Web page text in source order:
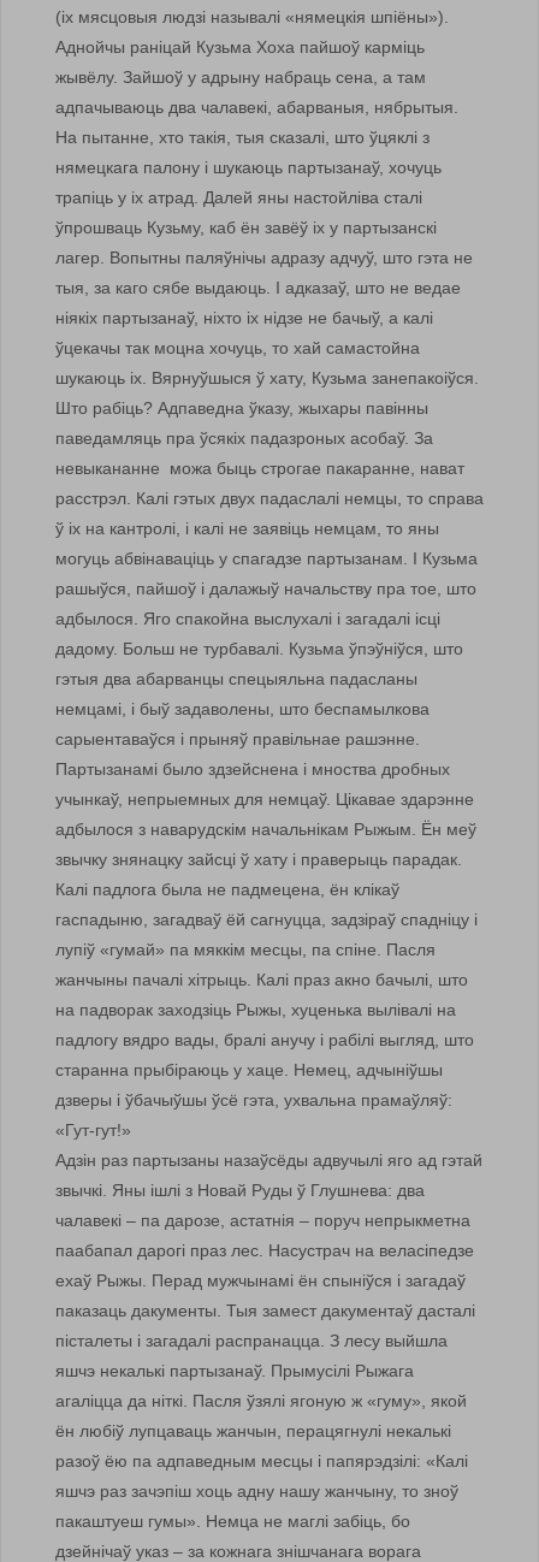
(іх мясцовыя людзі называлі «нямецкія шпіёны»).
Аднойчы раніцай Кузьма Хоха пайшоў карміць
жывёлу. Зайшоў у адрыну набраць сена, а там
адпачываюць два чалавекі, абарваныя, нябрытыя.
На пытанне, хто такія, тыя сказалі, што ўцяклі з
нямецкага палону і шукаюць партызанаў, хочуць
трапіць у іх атрад. Далей яны настойліва сталі
ўпрошваць Кузьму, каб ён завёў іх у партызанскі
лагер. Вопытны паляўнічы адразу адчуў, што гэта не
тыя, за каго сябе выдаюць. І адказаў, што не ведае
ніякіх партызанаў, ніхто іх нідзе не бачыў, а калі
ўцекачы так моцна хочуць, то хай самастойна
шукаюць іх. Вярнуўшыся ў хату, Кузьма занепакоіўся.
Што рабіць? Адпаведна ўказу, жыхары павінны
паведамляць пра ўсякіх падазроных асобаў. За
невыкананне можа быць строгае пакаранне, нават
расстрэл. Калі гэтых двух падаслалі немцы, то справа
ў іх на кантролі, і калі не заявіць немцам, то яны
могуць абвінаваціць у спагадзе партызанам. І Кузьма
рашыўся, пайшоў і далажыў начальству пра тое, што
адбылося. Яго спакойна выслухалі і загадалі ісці
дадому. Больш не турбавалі. Кузьма ўпэўніўся, што
гэтыя два абарванцы спецыяльна падасланы
немцамі, і быў задаволены, што беспамылкова
сарыентаваўся і прыняў правільнае рашэнне.
Партызанамі было здзейснена і мноства дробных
учынкаў, непрыемных для немцаў. Цікавае здарэнне
адбылося з наварудскім начальнікам Рыжым. Ён меў
звычку знянацку зайсці ў хату і праверыць парадак.
Калі падлога была не падмецена, ён клікаў
гаспадыню, загадваў ёй сагнуцца, задзіраў спадніцу і
лупіў «гумай» па мяккім месцы, па спіне. Пасля
жанчыны пачалі хітрыць. Калі праз акно бачылі, што
на падворак заходзіць Рыжы, хуценька вылівалі на
падлогу вядро вады, бралі анучу і рабілі выгляд, што
старанна прыбіраюць у хаце. Немец, адчыніўшы
дзверы і ўбачыўшы ўсё гэта, ухвальна прамаўляў:
«Гут-гут!»
Адзін раз партызаны назаўсёды адвучылі яго ад гэтай
звычкі. Яны ішлі з Новай Руды ў Глушнева: два
чалавекі – па дарозе, астатнія – поруч непрыкметна
паабапал дарогі праз лес. Насустрач на веласіпедзе
ехаў Рыжы. Перад мужчынамі ён спыніўся і загадаў
паказаць дакументы. Тыя замест дакументаў дасталі
пісталеты і загадалі распранацца. З лесу выйшла
яшчэ некалькі партызанаў. Прымусілі Рыжага
агаліцца да ніткі. Пасля ўзялі ягоную ж «гуму», якой
ён любіў лупцаваць жанчын, перацягнулі некалькі
разоў ёю па адпаведным месцы і папярэдзілі: «Калі
яшчэ раз зачэпіш хоць адну нашу жанчыну, то зноў
пакаштуеш гумы». Немца не маглі забіць, бо
дзейнічаў указ – за кожнага знішчанага ворага